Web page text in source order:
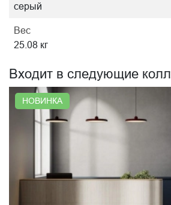
серый
Вес
25.08 кг
Входит в следующие
НОВИНКА